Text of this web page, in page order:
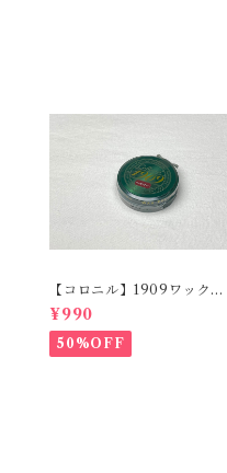
【コロニル】1909ワックス
ポリッシュ バーガンディ
（革靴用）
¥990
50%OFF